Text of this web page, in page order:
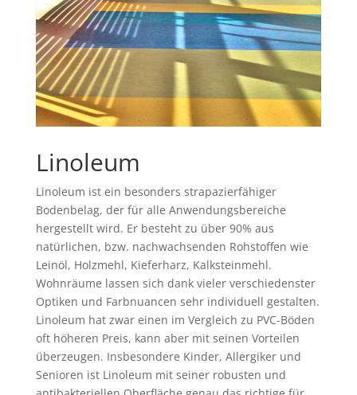
Linoleum
Linoleum ist ein besonders strapazierfähiger
Bodenbelag, der für alle Anwendungsbereiche
hergestellt wird. Er besteht zu über 90% aus
natürlichen, bzw. nachwachsenden Rohstoffen wie
Leinöl, Holzmehl, Kieferharz, Kalksteinmehl.
Wohnräume lassen sich dank vieler verschiedenster
Optiken und Farbnuancen sehr individuell gestalten.
Linoleum hat zwar einen im Vergleich zu PVC-Böden
oft höheren Preis, kann aber mit seinen Vorteilen
überzeugen. Insbesondere Kinder, Allergiker und
Senioren ist Linoleum mit seiner robusten und